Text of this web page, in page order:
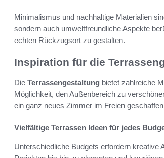
Minimalismus und nachhaltige Materialien
sondern auch umweltfreundliche Aspekte
echten Rückzugsort zu gestalten.
Inspiration für die
Die Terrassengestaltung bietet zahlreiche
Möglichkeit, den Außenbereich zu
ein ganz neues Zimmer im Freien
Vielfältige Terrassen Ideen für jedes
Unterschiedliche Budgets erfordern kreative